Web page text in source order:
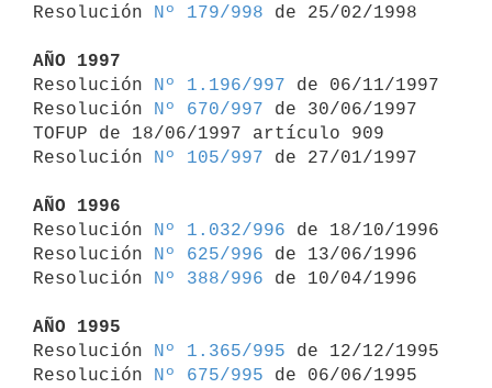
Resolución
Nº 179/998 de 25/02/1998
AÑO 1997
Resolución
Nº 1.196/997 de 06/11/1997
Resolución
Nº 670/997 de 30/06/1997
TOFUP de 18/06/1997 artículo 909
Resolución
Nº 105/997 de 27/01/1997
AÑO 1996
Resolución
Nº 1.032/996 de 18/10/1996
Resolución
Nº 625/996 de 13/06/1996
Resolución
Nº 388/996 de 10/04/1996
AÑO 1995
Resolución
Nº 1.365/995 de 12/12/1995
Resolución
Nº 675/995 de 06/06/1995